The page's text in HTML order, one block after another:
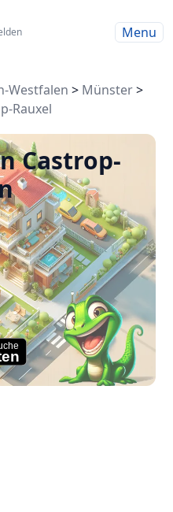
Menu
Westfalen > Münster>
Rauxel
Castrop-